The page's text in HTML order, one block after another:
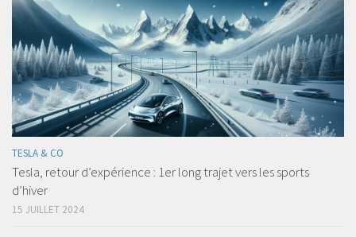
TESLA & CO
Tesla, retour d’expérience : 1er long trajet vers les sports
d’hiver
15 JUILLET 2024